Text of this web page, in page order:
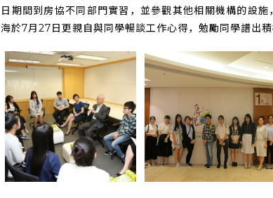
日期間到房協不同部門實習，並參觀其他相關機構的設
海於7月27日更親自與同學暢談工作心得，勉勵同學譜出積